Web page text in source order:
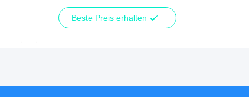
Beste Preis erhalten